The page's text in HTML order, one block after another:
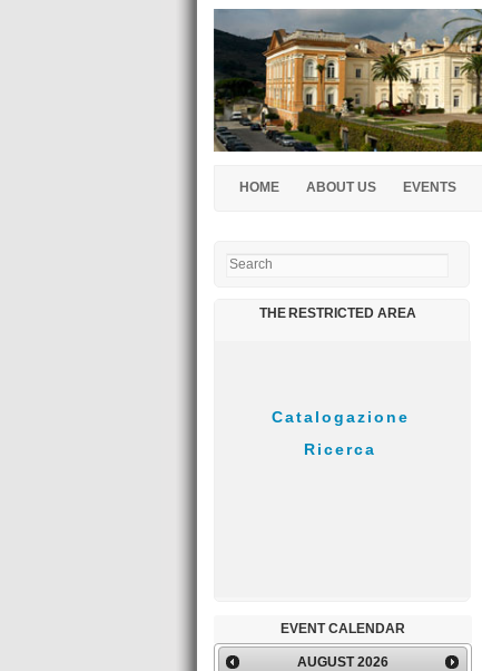
HOME ABOUT US EVENTS
THE RESTRICTED AREA
EVENT CALENDAR
AUGUST 2026
12/03/2016
Museo Duca di Martina - Studenti ... a
lavoro!